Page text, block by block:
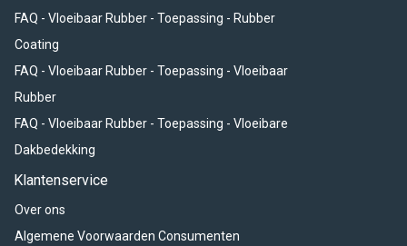
FAQ - Vloeibaar Rubber - Toepassing - Rubber
Coating
FAQ - Vloeibaar Rubber - Toepassing - Vloeibaar
Rubber
FAQ - Vloeibaar Rubber - Toepassing - Vloeibare
Dakbedekking
Klantenservice
Over ons
Algemene Voorwaarden Consumenten